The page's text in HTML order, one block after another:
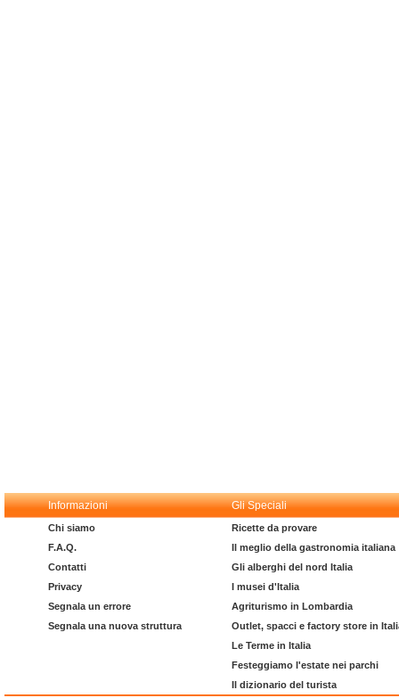
Informazioni Gli Speciali
Chi siamo
F.A.Q.
Contatti
Privacy
Segnala un errore
Segnala una nuova struttura
Ricette da provare
Il meglio della gastronomia italiana
Gli alberghi del nord Italia
I musei d'Italia
Agriturismo in Lombardia
Outlet, spacci e factory store in
Le Terme in Italia
Festeggiamo l'estate nei parchi
Il dizionario del turista